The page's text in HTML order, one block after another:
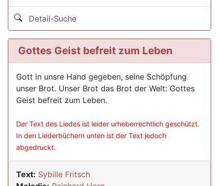
Detail-Suche
Gottes Geist befreit zum Leben
Gott in unsre Hand gegeben, seine Schöpfung
unser Brot. Unser Brot das Brot der Welt: Gottes
Geist befreit zum Leben.
Der Text des Liedes ist leider urheberrechtlich geschützt.
In den Liederbüchern unten ist der Text jedoch
abgedruckt.
Text: Sybille Fritsch